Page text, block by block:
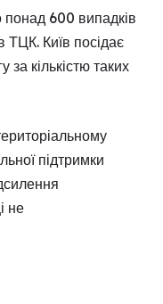
понад 600 випадків
ТЦК. Київ посідає
за кількістю таких
підтримки
не